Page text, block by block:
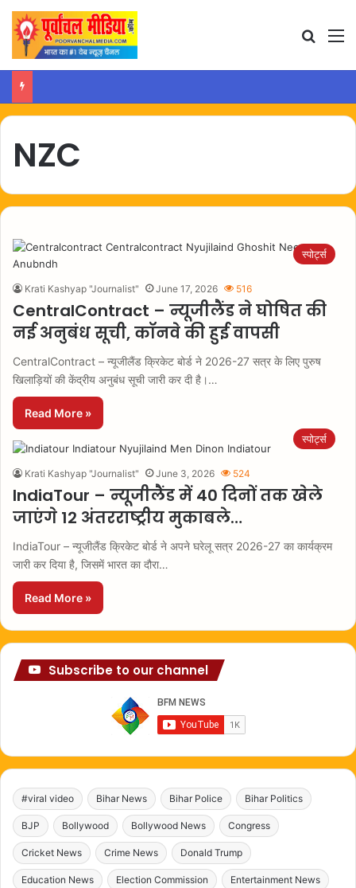
NZC
स्पोर्ट्स
Krati Kashyap "Journalist" June 17, 2026 516
CentralContract – न्यूजीलैंड ने घोषित की
नई अनुबंध सूची, कॉनवे की हुई वापसी
CentralContract – न्यूजीलैंड क्रिकेट बोर्ड ने 2026-27 सत्र के लिए पुरुष
खिलाड़ियों की केंद्रीय अनुबंध सूची जारी कर दी है।…
Read More »
स्पोर्ट्स
Krati Kashyap "Journalist" June 3, 2026 524
IndiaTour – न्यूजीलैंड में 40 दिनों तक खेले
जाएंगे 12 अंतरराष्ट्रीय मुकाबले…
IndiaTour – न्यूजीलैंड क्रिकेट बोर्ड ने अपने घरेलू सत्र 2026-27 का कार्यक्रम
जारी कर दिया है, जिसमें भारत का दौरा…
Read More »
Subscribe to our channel
#viral video Bihar News Bihar Police Bihar Politics
BJP Bollywood Bollywood News Congress
Cricket News Crime News Donald Trump
Education News Election Commission Entertainment News